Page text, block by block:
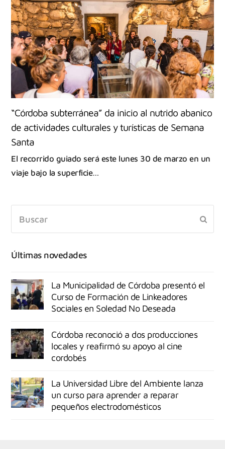
“Córdoba subterránea” da inicio al nutrido abanico
de actividades culturales y turísticas de Semana
Santa
El recorrido guiado será este lunes 30 de marzo en un
viaje bajo la superficie…
Últimas novedades
La Municipalidad de Córdoba presentó el
Curso de Formación de Linkeadores
Sociales en Soledad No Deseada
Córdoba reconoció a dos producciones
locales y reafirmó su apoyo al cine
cordobés
La Universidad Libre del Ambiente lanza
un curso para aprender a reparar
pequeños electrodomésticos